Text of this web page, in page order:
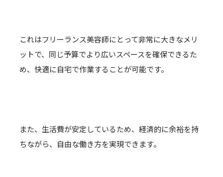
これはフリーランス美容師にとって非常に大きなメリ
ットで、同じ予算でより広いスペースを確保できるた
め、快適に自宅で作業することが可能です。
また、生活費が安定しているため、経済的に余裕を持
ちながら、自由な働き方を実現できます。